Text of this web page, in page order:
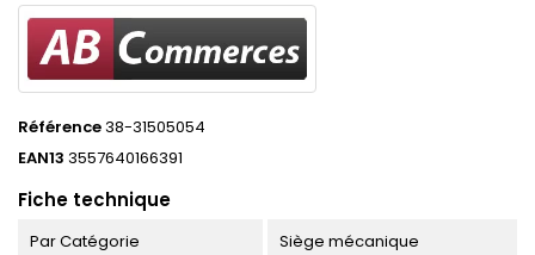
Référence38-31505054
EAN13 3557640166391
Fiche technique
Par Catégorie Siège mécanique